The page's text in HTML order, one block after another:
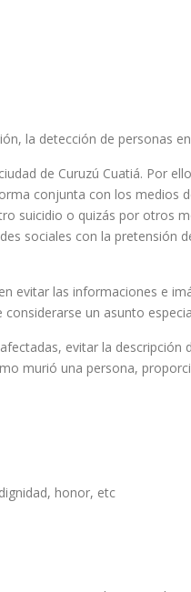
la detección de personas
de Curuzú Cuatiá. Por
conjunta con los medios
suicidio o quizás por otros
sociales con la pretensión
evitar las informaciones e
un asunto
evitar la
murió una persona,
honor, etc